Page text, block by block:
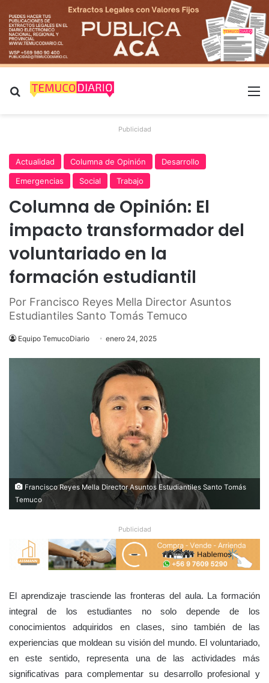
Buscar por
Publicidad
Actualidad Columna de Opinión
Desarrollo
Emergencias
Social Trabajo
Columna de Opinión: El
impacto transformador del
voluntariado en la
formación estudiantil
Por Francisco Reyes Mella Director Asuntos
Estudiantiles Santo Tomás Temuco
Equipo TemucoDiario enero 24, 2025
Francisco Reyes Mella Director Asuntos Estudiantiles Santo Tomás
Temuco
Publicidad
El aprendizaje trasciende las fronteras del aula. La formación
integral de los estudiantes no solo depende de los
conocimientos adquiridos en clases, sino también de las
experiencias que moldean su visión del mundo. El voluntariado,
en este sentido, representa una de las actividades más
significativas para complementar su desarrollo profesional y